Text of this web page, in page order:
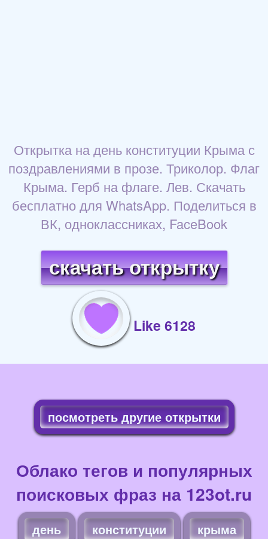
Открытка на день конституции Крыма с
поздравлениями в прозе. Триколор. Флаг
Крыма. Герб на флаге. Лев. Скачать
бесплатно для WhatsApp. Поделиться в
ВК, одноклассниках, FaceBook
скачать открытку
Like 6128
посмотреть другие открытки
Облако тегов и популярных
поисковых фраз на 123ot.ru
день конституции крыма